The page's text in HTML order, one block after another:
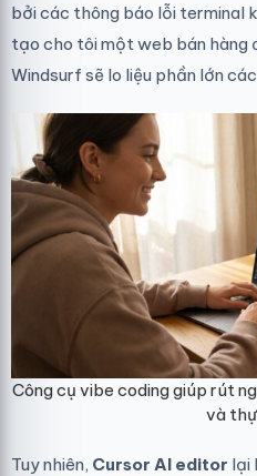
bởi các thông báo lỗi terminal
tạo cho tôi một web bán hàng
Windsurf sẽ lo liệu phần lớn
Công cụ vibe coding giúp rút
và
Tuy nhiên, Cursor AI editor lại